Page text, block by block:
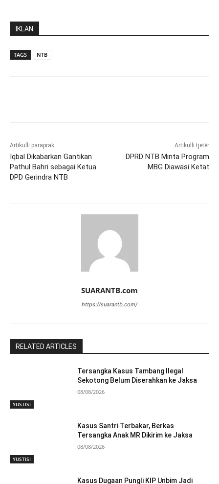
IKLAN
TAGS NTB
Artikulli paraprak
Iqbal Dikabarkan Gantikan
Pathul Bahri sebagai Ketua
DPD Gerindra NTB
Artikulli tjetër
DPRD NTB Minta Program
MBG Diawasi Ketat
SUARANTB.com
https://suarantb.com/
RELATED ARTICLES
YUSTISI
Tersangka Kasus Tambang Ilegal
Sekotong Belum Diserahkan ke Jaksa
08/08/2026
YUSTISI
Kasus Santri Terbakar, Berkas
Tersangka Anak MR Dikirim ke Jaksa
08/08/2026
Kasus Dugaan Pungli KIP Unbim Jadi